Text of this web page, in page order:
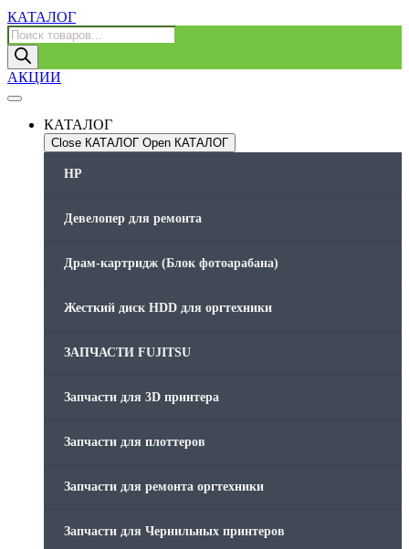
КАТАЛОГ
Поиск
товаров
АКЦИИ
КАТАЛОГ
Close КАТАЛОГ Open КАТАЛОГ
HP
Девелопер для ремонта
Драм-картридж (Блок фотоарабана)
Жесткий диск HDD для оргтехники
ЗАПЧАСТИ FUJITSU
Запчасти для 3D принтера
Запчасти для плоттеров
Запчасти для ремонта оргтехники
Запчасти для Чернильных принтеров